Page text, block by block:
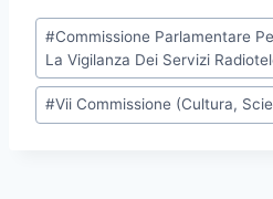
P
s
#Commissione Parlamentare
La Vigilanza Dei Servizi
#Vii Commissione (Cultura,